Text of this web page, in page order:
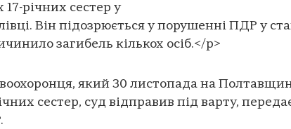
17-річних сестер у
Він підозрюється у порушенні ПДР у
загибель кількох осіб.</p>
який 30 листопада на
сестер, суд відправив під варту,